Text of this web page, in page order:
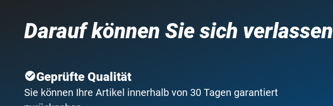
Darauf können Sie sich verlassen
Geprüfte Qualität
Sie können Ihre Artikel innerhalb von 30 Tagen garantiert